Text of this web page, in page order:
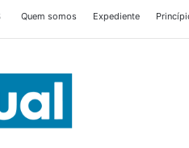
Quem somos Expediente